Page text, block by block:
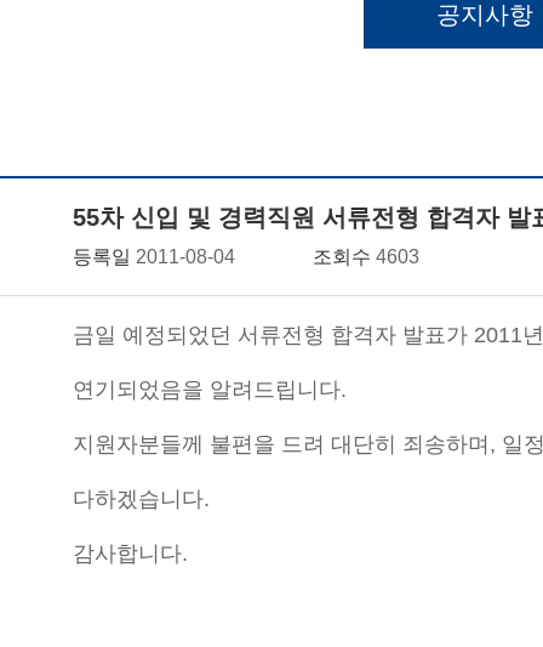
공지사항
55차 신입 및 경력직원 서류전형 합격자 발
등록일 2011-08-04 조회수 4603
금일 예정되었던 서류전형 합격자 발표가 2011
연기되었음을 알려드립니다.
지원자분들께 불편을 드려 대단히 죄송하며, 일
다하겠습니다.
감사합니다.